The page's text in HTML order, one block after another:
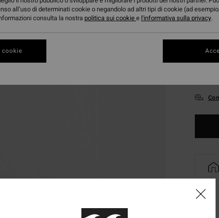
all’uso di determinati cookie o negandolo ad altri tipi di cookie (ad
consulta la nostra politica sui cookiee l'informativa sulla privacy.